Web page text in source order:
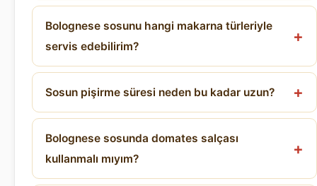
Bolognese sosunu hangi makarna türleriyle
servis edebilirim?
Sosun pişirme süresi neden bu kadar uzun?
Bolognese sosunda domates salçası
kullanmalı mıyım?